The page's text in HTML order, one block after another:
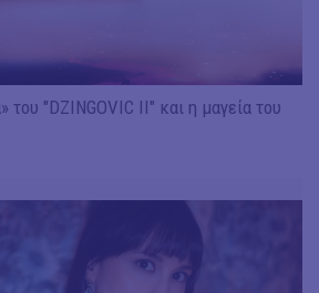
του "DZINGOVIC II" και η μαγεία του